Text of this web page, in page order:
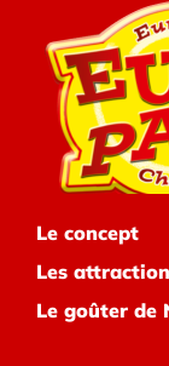
Le concept
Les
Le goûter de